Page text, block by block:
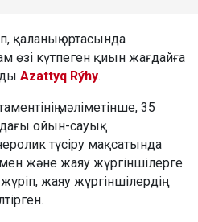
қаланың ортасында
өзі күтпеген қиын жағдайға
Azattyq Rýhy.
мәліметінше, 35
ойын-сауық
түсіру мақсатында
және жаяу жүргіншілерге
жаяу жүргіншілердің